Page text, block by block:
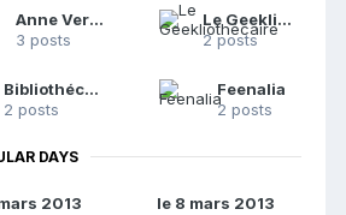
Anne Verneuil
3 posts
Le Geekliothécaire
2 posts
BibliothécaireToutTerrain
2 posts
Feenalia
2 posts
DAYS
2013
le 8 mars 2013